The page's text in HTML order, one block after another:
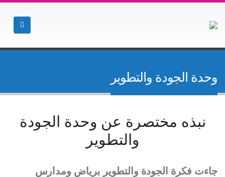
وحدة الجودة والتطوير
نبذه مختصرة عن وحدة الجودة
والتطوير
جاءت فكرة الجودة والتطوير برياض ومدارس